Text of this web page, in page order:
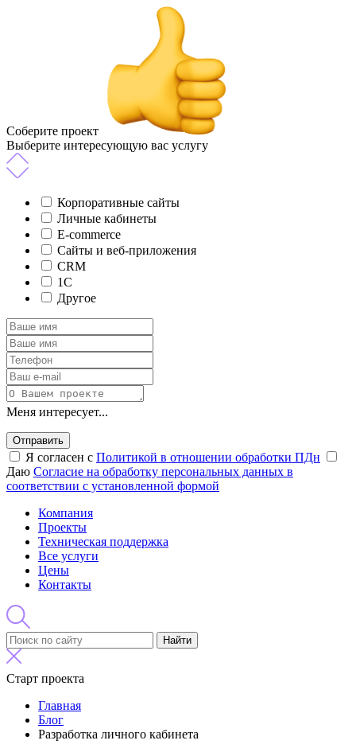
Соберите проект
Выберите интересующую вас услугу
Корпоративные сайты
Личные кабинеты
E-commerce
Сайты и веб-приложения
CRM
1C
Другое
Меня интересует...
Отправить
Я согласен с Политикой в отношении обработки ПДн
Даю Согласие на обработку персональных данных в
соответствии с установленной формой
Компания
Проекты
Техническая поддержка
Все услуги
Цены
Контакты
Найти
Старт проекта
Главная
Блог
Разработка личного кабинета